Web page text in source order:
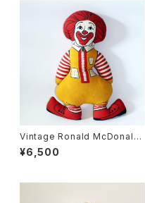
Vintage Ronald McDonald
pillow doll・ヴィンテージ ドナ
ルドマクドナルド ぬいぐるみ U.
¥6,500